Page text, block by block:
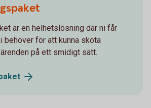
är en helhetslösning där ni får
behöver för att kunna sköta
på ett smidigt sätt.